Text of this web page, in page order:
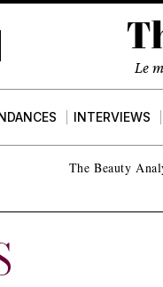
Le
INTERVIEWS
The Beauty